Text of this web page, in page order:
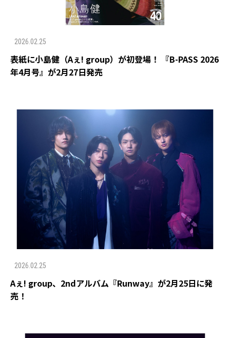
2026.02.25
表紙に小島健（Aぇ! group）が初登場！ 『B-PASS 2026
年4月号』が2月27日発売
2026.02.25
Aぇ! group、2ndアルバム『Runway』が2月25日に発
売！